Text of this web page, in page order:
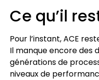
Ce qu’il
Pour l’instant, ACE
Il manque encore des
générations de
niveaux de